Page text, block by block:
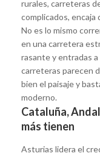
rurales, carreteras
complicados, encaja
No es lo mismo
en una carretera
rasante y entradas
carreteras parecen
bien el paisaje y
moderno.
Cataluña,
más tienen
Asturias lidera el